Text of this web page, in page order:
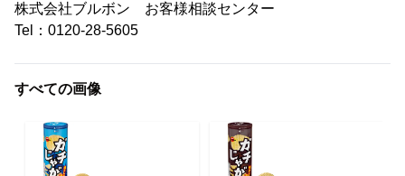
株式会社ブルボン お客様相談センター
Tel：0120-28-5605
すべての画像